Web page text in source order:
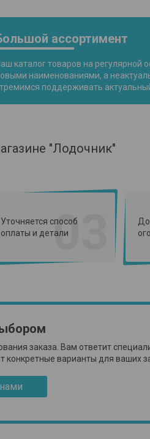
ассортимент
каталог товаров на регулярной
наименованиями, а
поддерживать
"Лодочник"
03
Уточняется способ
оплаты и детали
заказа. Вам ответит
конкретные варианты для ваших